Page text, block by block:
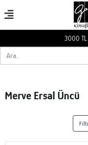
3000 TL
Merve Ersal Üncü